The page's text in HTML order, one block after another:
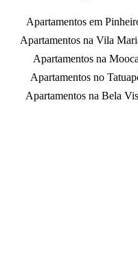
Apartamentos em
Apartamentos na Vila
Apartamentos na Mooca
Apartamentos no
Apartamentos na Bela